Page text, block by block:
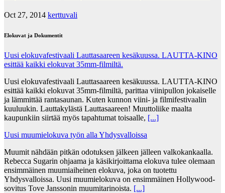
Oct 27, 2014 kerttuvali
Elokuvat ja Dokumentit
Uusi elokuvafestivaali Lauttasaareen kesäkuussa. LAUTTA-KINO
esittää kaikki elokuvat 35mm-filmiltä.
Uusi elokuvafestivaali Lauttasaareen kesäkuussa. LAUTTA-KINO
esittää kaikki elokuvat 35mm-filmiltä, parittaa viinipullon jokaiselle
ja lämmittää rantasaunan. Kuten kunnon viini- ja filmifestivaalin
kuuluukin. Lauttakylästä Lauttasaareen! Muuttoliike maalta
kaupunkiin siirtää myös tapahtumat toisaalle, [...]
Uusi muumielokuva työn alla Yhdysvalloissa
Muumit nähdään pitkän odotuksen jälkeen jälleen valkokankaalla.
Rebecca Sugarin ohjaama ja käsikirjoittama elokuva tulee olemaan
ensimmäinen muumiaiheinen elokuva, joka on tuotettu
Yhdysvalloissa. Uusi muumielokuva on ensimmäinen Hollywood-
sovitus Tove Janssonin muumitarinoista. [...]